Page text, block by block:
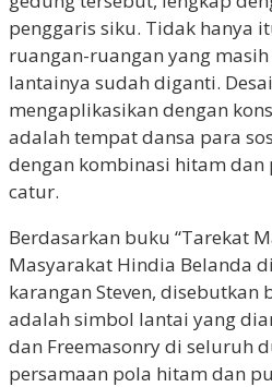
penggaris siku. Tidak hanya
ruangan-ruangan yang
lantainya sudah diganti.
mengaplikasikan dengan
adalah tempat dansa para
dengan kombinasi hitam
catur.
Berdasarkan buku “Tarekat
Masyarakat Hindia Belanda
karangan Steven, disebutkan
adalah simbol lantai yang
dan Freemasonry di seluruh
persamaan pola hitam dan